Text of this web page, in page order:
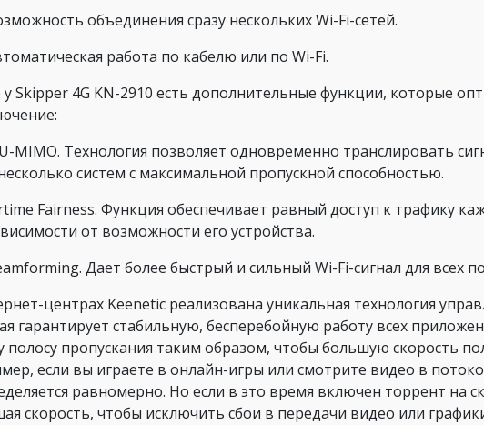
объединения сразу нескольких Wi-Fi-сетей.
работа по кабелю или по Wi-Fi.
Skipper 4G KN-2910 есть дополнительные функции, которые
MIMO. Технология позволяет одновременно транслировать
систем с максимальной пропускной способностью.
Fairness. Функция обеспечивает равный доступ к трафику
от возможности его устройства.
Дает более быстрый и сильный Wi-Fi-сигнал для всех
центрах Keenetic реализована уникальная технология
гарантирует стабильную, бесперебойную работу всех
полосу пропускания таким образом, чтобы большую скорость
если вы играете в онлайн-игры или смотрите видео в
равномерно. Но если в это время включен торрент на
скорость, чтобы исключить сбои в передачи видео или